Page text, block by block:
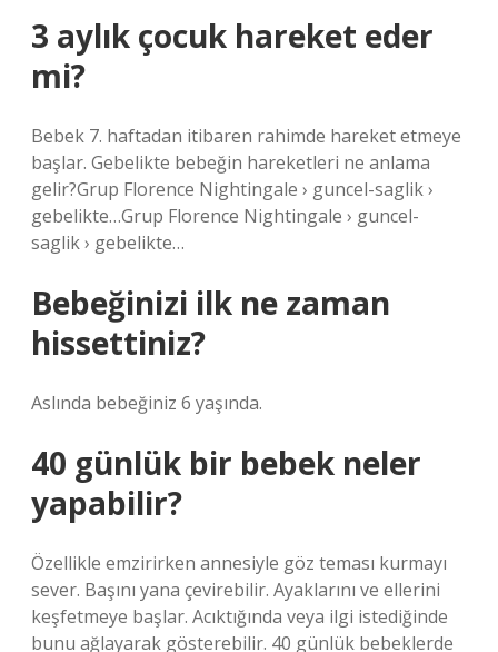
3 aylık çocuk hareket eder
mi?
Bebek 7. haftadan itibaren rahimde hareket etmeye
başlar. Gebelikte bebeğin hareketleri ne anlama
gelir?Grup Florence Nightingale › guncel-saglik ›
gebelikte…Grup Florence Nightingale › guncel-
saglik › gebelikte…
Bebeğinizi ilk ne zaman
hissettiniz?
Aslında bebeğiniz 6 yaşında.
40 günlük bir bebek neler
yapabilir?
Özellikle emzirirken annesiyle göz teması kurmayı
sever. Başını yana çevirebilir. Ayaklarını ve ellerini
keşfetmeye başlar. Acıktığında veya ilgi istediğinde
bunu ağlayarak gösterebilir. 40 günlük bebeklerde